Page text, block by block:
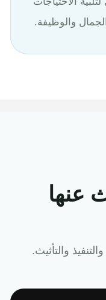
والوظيفة.
عنها
والتأثيث.